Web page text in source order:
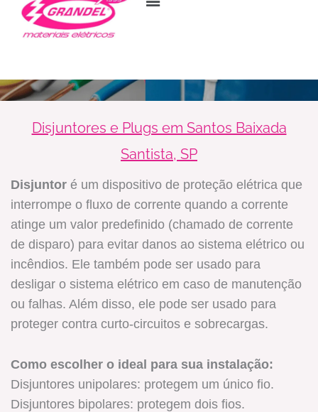
para
Disjuntores e Plugs em Santos Baixada
Santista, SP
Disjuntor é um dispositivo de proteção elétrica que
interrompe o fluxo de corrente quando a corrente
atinge um valor predefinido (chamado de corrente
de disparo) para evitar danos ao sistema elétrico ou
incêndios. Ele também pode ser usado para
desligar o sistema elétrico em caso de manutenção
ou falhas. Além disso, ele pode ser usado para
proteger contra curto-circuitos e sobrecargas.
Como escolher o ideal para sua instalação:
Disjuntores unipolares: protegem um único fio.
Disjuntores bipolares: protegem dois fios.